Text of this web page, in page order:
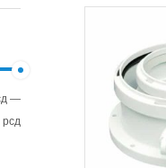
Minimalna
cena
Maksimalna
cena
—
рсд